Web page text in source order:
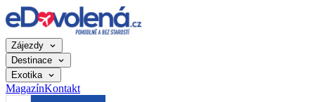
Zájezdy
Destinace
Exotika
MagazínKontakt